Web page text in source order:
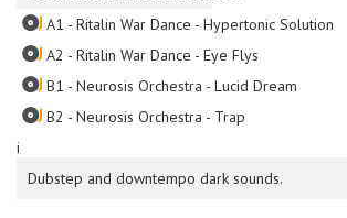
i
Dubstep and downtempo dark sounds.
A1 - Ritalin War Dance - Hypertonic Solution
A2 - Ritalin War Dance - Eye Flys
B1 - Neurosis Orchestra - Lucid Dream
B2 - Neurosis Orchestra - Trap